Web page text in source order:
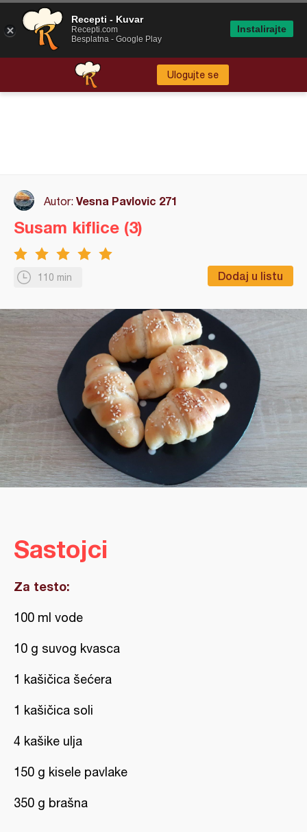
Ulogujte se
Autor: Vesna Pavlovic 271
110 min Dodaj u listu
Susam kiflice (3)
Sastojci
Za testo:
100 ml vode
10 g suvog kvasca
1 kašičica šećera
1 kašičica soli
4 kašike ulja
150 g kisele pavlake
350 g brašna
Recepti - Kuvar
Recepti.com
Besplatna - Google Play
Instalirajte